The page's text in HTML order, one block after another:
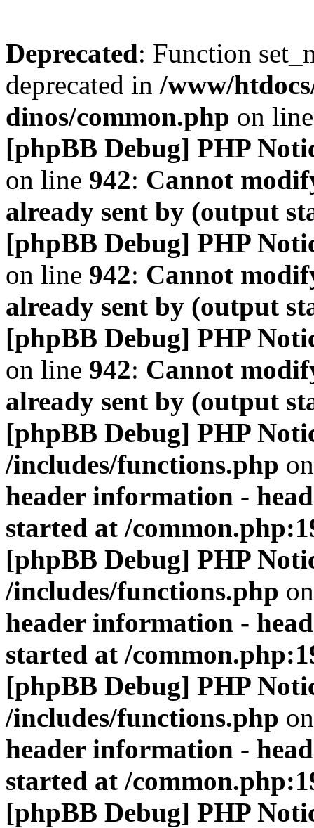
Deprecated: Function
deprecated in /www/
dinos/common.php on
[phpBB Debug] PHP
on line 942: Cannot
already sent by (output
[phpBB Debug] PHP
on line 942: Cannot
already sent by (output
[phpBB Debug] PHP
on line 942: Cannot
already sent by (output
[phpBB Debug] PHP
/includes/functions.php
header information -
started at /
[phpBB Debug] PHP
/includes/functions.php
header information -
started at /
[phpBB Debug] PHP
/includes/functions.php
header information -
started at /
[phpBB Debug] PHP